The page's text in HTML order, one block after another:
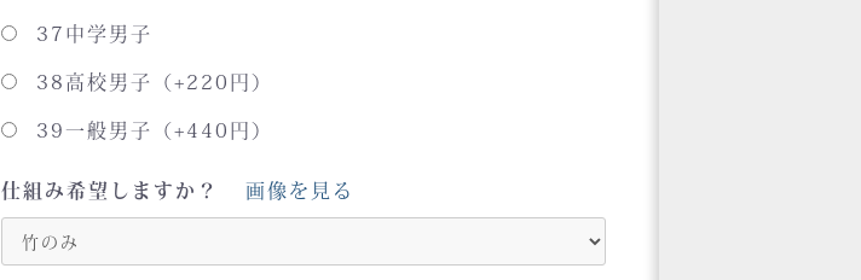
37中学男子
38高校男子（+220円）
39一般男子（+440円）
仕組み希望しますか？ 画像を見る